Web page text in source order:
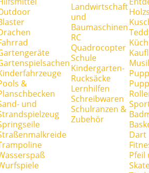
&
und
Landwirtschaft
und
Baumaschinen
RC
Quadrocopter
Schule
Kindergarten-
Rucksäcke
Lernhilfen
Schreibwaren
Schulranzen &
Zubehör
Dart
Pfeil